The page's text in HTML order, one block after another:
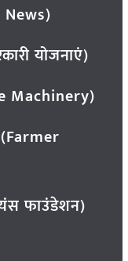
योजनाएं)
Machinery)
फाउंडेशन)